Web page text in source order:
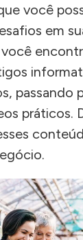
você
em
passando
práticos.